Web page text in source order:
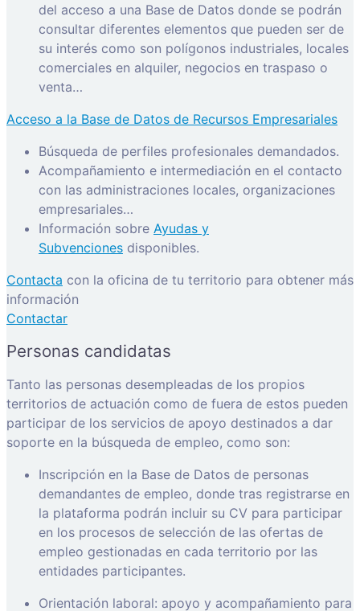
del acceso a una Base de Datos donde se podrán
consultar diferentes elementos que pueden ser de
su interés como son polígonos industriales, locales
comerciales en alquiler, negocios en traspaso o
venta…
Acceso a la Base de Datos de Recursos Empresariales
Búsqueda de perfiles profesionales demandados.
Acompañamiento e intermediación en el contacto
con las administraciones locales, organizaciones
empresariales…
Información sobre Ayudas y
Subvenciones disponibles.
Contacta con la oficina de tu territorio para obtener más
información
Contactar
Personas candidatas
Tanto las personas desempleadas de los propios
territorios de actuación como de fuera de estos pueden
participar de los servicios de apoyo destinados a dar
soporte en la búsqueda de empleo, como son:
Inscripción en la Base de Datos de personas
demandantes de empleo, donde tras registrarse en
la plataforma podrán incluir su CV para participar
en los procesos de selección de las ofertas de
empleo gestionadas en cada territorio por las
entidades participantes.
Orientación laboral: apoyo y acompañamiento para